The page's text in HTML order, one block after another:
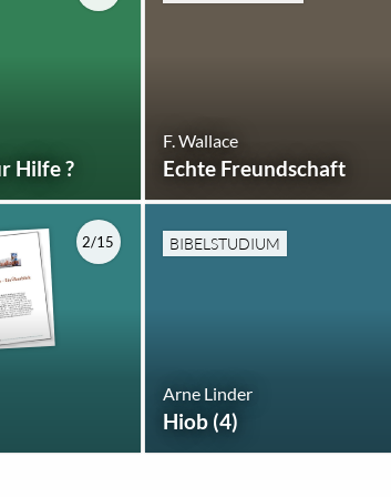
Hilfe ?
F. Wallace
Echte Freundschaft
2/15 BIBELSTUDIUM
Arne Linder
Hiob (4)